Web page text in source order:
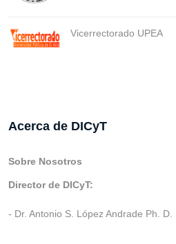
Vicerrectorado UPEA
Acerca de DICyT
Sobre Nosotros
Director de DICyT:
- Dr. Antonio S. López Andrade Ph. D.